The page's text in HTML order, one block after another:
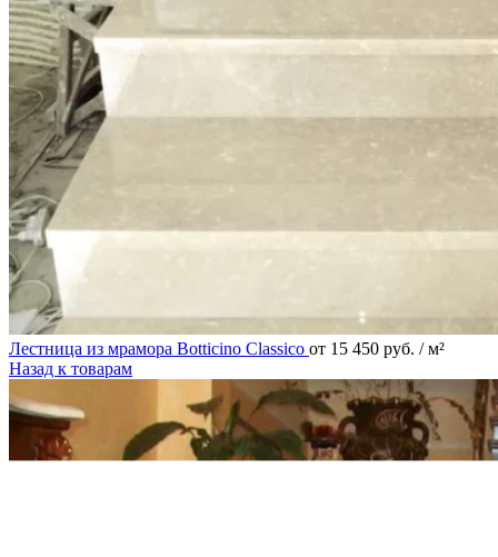
Лестница из мрамора Botticino Classico от 15 450 руб. / м²
Назад к товарам